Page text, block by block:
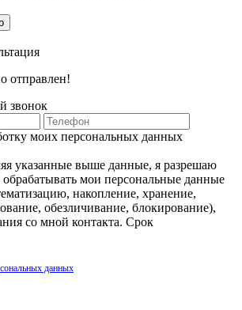
отправлен!
звонок
моих персональных данных
указанные выше данные, я разрешаю
мои персональные данные
накопление, хранение,
обезличивание, блокирование),
со мной контакта. Срок
данных